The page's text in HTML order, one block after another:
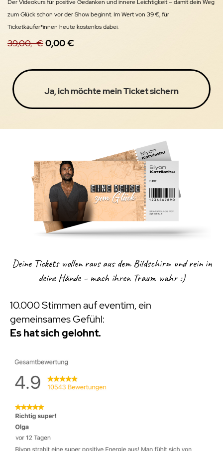
Der Videokurs für positive Gedanken und innere Leichtigkeit – damit dein Weg
zum Glück schon vor der Show beginnt. Im Wert von 39 €, für
Ticketkäufer*innen heute kostenlos dabei.
39,00,-€0,00 €
Ja, ich möchte mein Ticket sichern
Deine Tickets wollen raus aus dem Bildschirm und rein in
deine Hände – mach ihren Traum wahr :)
10.000 Stimmen auf eventim, ein
gemeinsames Gefühl:
Es hat sich gelohnt.